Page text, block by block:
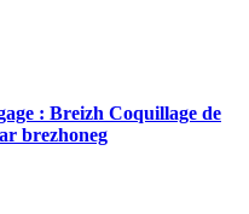
: Breizh Coquillage de
brezhoneg